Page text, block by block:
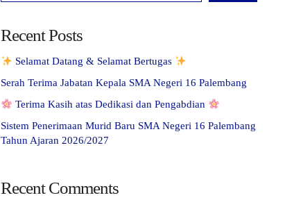
Recent Posts
Selamat Datang & Selamat Bertugas
Serah Terima Jabatan Kepala SMA Negeri 16 Palembang
Terima Kasih atas Dedikasi dan Pengabdian
Sistem Penerimaan Murid Baru SMA Negeri 16 Palembang
Tahun Ajaran 2026/2027
Recent Comments